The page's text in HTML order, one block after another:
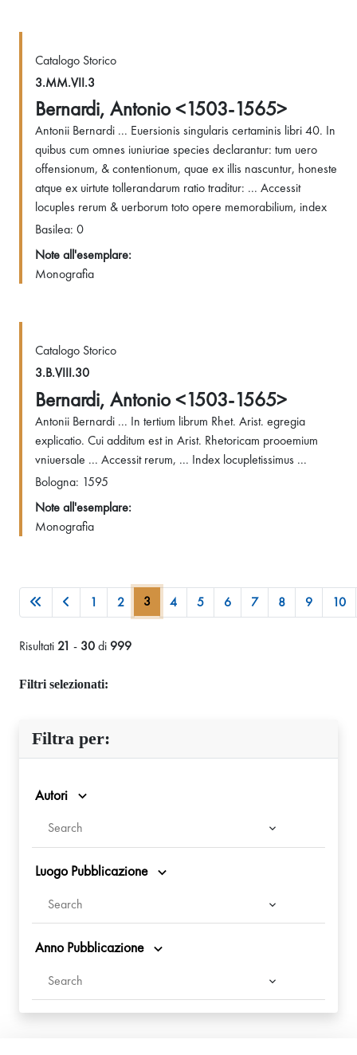
Catalogo Storico
3.MM.VII.3
Bernardi, Antonio <1503-1565>
Antonii Bernardi ... Euersionis singularis certaminis libri 40. In
quibus cum omnes iuniuriae species declarantur: tum uero
offensionum, & contentionum, quae ex illis nascuntur, honeste
atque ex uirtute tollerandarum ratio traditur: ... Accessit
locuples rerum & uerborum toto opere memorabilium, index
Basilea: 0
Note all'esemplare:
Monografia
Catalogo Storico
3.B.VIII.30
Bernardi, Antonio <1503-1565>
Antonii Bernardi ... In tertium librum Rhet. Arist. egregia
explicatio. Cui additum est in Arist. Rhetoricam prooemium
vniuersale ... Accessit rerum, ... Index locupletissimus ...
Bologna: 1595
Note all'esemplare:
Monografia
1 2 3 4 5 6 7 8 9 10
Risultati21 - 30di 999
Filtri selezionati:
Filtra per:
Autori
Luogo Pubblicazione
Anno Pubblicazione